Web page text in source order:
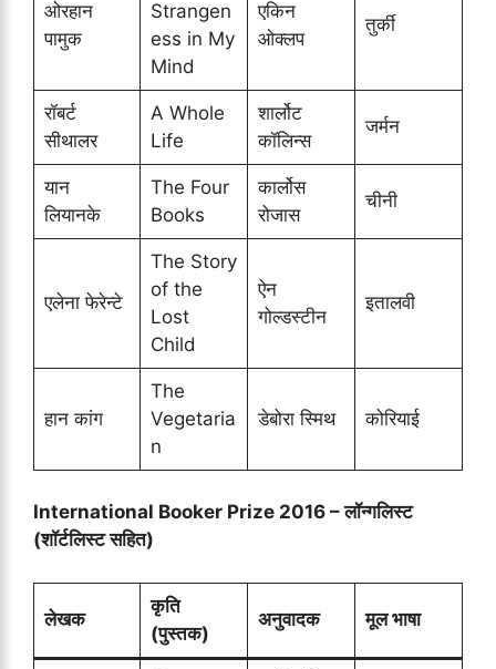
ओरहान
पामुक
Strangen
ess in My
Mind
एकिन
ओक्लप
तुर्की
रॉबर्ट
सीथालर
A Whole
Life
शार्लोट
कॉलिन्स
जर्मन
यान
लियानके
The Four
Books
कार्लोस
रोजास
चीनी
एलेना फेरेन्टे
The Story
of the
Lost
Child
ऐन
गोल्डस्टीन
इतालवी
हान कांग
The
Vegetaria
n
डेबोरा स्मिथ कोरियाई
International Booker Prize 2016 – लॉन्गलिस्ट
(शॉर्टलिस्ट सहित)
लेखक
कृति
(पुस्तक)
अनुवादक मूल भाषा